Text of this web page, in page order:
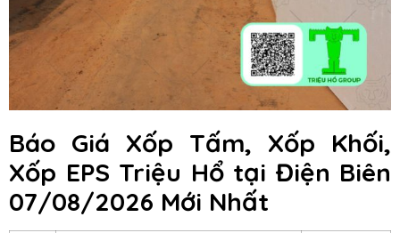
Báo Giá Xốp Tấm, Xốp Khối,
Xốp EPS Triệu Hổ tại Điện Biên
07/08/2026 Mới Nhất